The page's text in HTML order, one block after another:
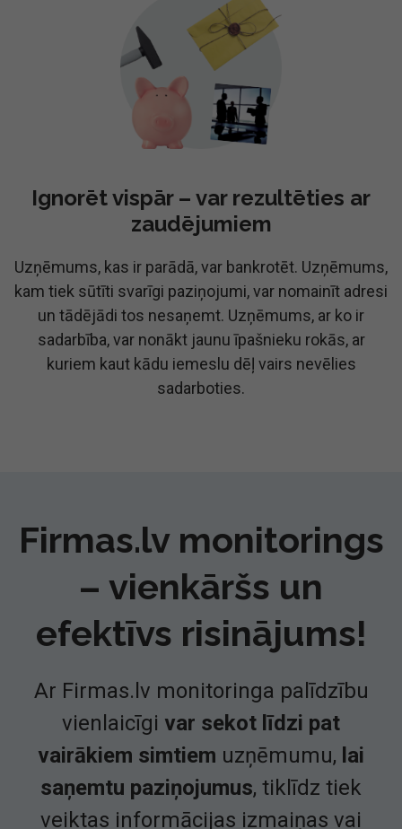
Ignorēt vispār – var rezultēties ar
zaudējumiem
Uzņēmums, kas ir parādā, var bankrotēt. Uzņēmums,
kam tiek sūtīti svarīgi paziņojumi, var nomainīt adresi
un tādējādi tos nesaņemt. Uzņēmums, ar ko ir
sadarbība, var nonākt jaunu īpašnieku rokās, ar
kuriem kaut kādu iemeslu dēļ vairs nevēlies
sadarboties.
Firmas.lv monitorings
– vienkāršs un
efektīvs risinājums!
Ar Firmas.lv monitoringa palīdzību
vienlaicīgi var sekot līdzi pat
vairākiem simtiem uzņēmumu, lai
saņemtu paziņojumus, tiklīdz tiek
veiktas informācijas izmaiņas vai